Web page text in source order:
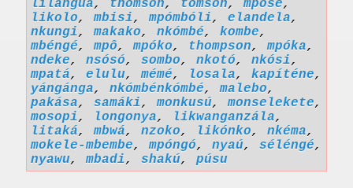
lilangua, thomson, tomson,mpose,
likolo,mbisi,mpómbóli, elandela,
nkungi,makako, nkómbé, kombe,
mbéngé,mpô,mpóko, thompson,mpóka,
ndeke, nsósó, sombo, nkotó, nkósi,
mpatá, elulu,mémé, losala, kapíténe,
yángánga, nkómbénkómbé,malebo,
pakása, samáki,monkusú,monselekete,
mosopi, longonya, likwanganzála,
litaká,mbwá, nzoko, likónko, nkéma,
mokele-mbembe,mpóngó, nyaú, séléngé,
nyawu,mbadi, shakú, púsu